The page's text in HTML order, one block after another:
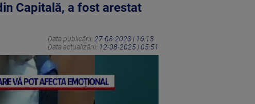
Capitală, a fost arestat
Data publicării: 27-08-2023 | 16:13
Data actualizării: 12-08-2025 | 05:51